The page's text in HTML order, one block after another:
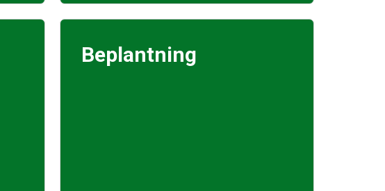
Beplantning